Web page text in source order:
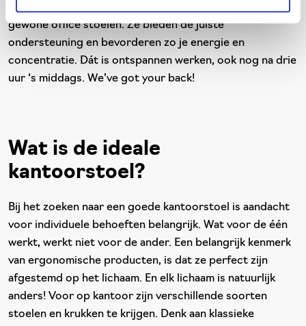
gewone office stoelen. Ze bieden de juiste
ondersteuning en bevorderen zo je energie en
concentratie. Dát is ontspannen werken, ook nog na drie
uur ‘s middags. We’ve got your back!
Wat is de ideale
kantoorstoel?
Bij het zoeken naar een goede kantoorstoel is aandacht
voor individuele behoeften belangrijk. Wat voor de één
werkt, werkt niet voor de ander. Een belangrijk kenmerk
van ergonomische producten, is dat ze perfect zijn
afgestemd op het lichaam. En elk lichaam is natuurlijk
anders! Voor op kantoor zijn verschillende soorten
stoelen en krukken te krijgen. Denk aan klassieke